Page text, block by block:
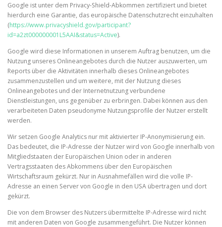
Google ist unter dem Privacy-Shield-Abkommen zertifiziert und bietet
hierdurch eine Garantie, das europäische Datenschutzrecht einzuhalten
(https://www.privacyshield.gov/participant?
id=a2zt000000001L5AAI&status=Active).
Google wird diese Informationen in unserem Auftrag benutzen, um die
Nutzung unseres Onlineangebotes durch die Nutzer auszuwerten, um
Reports über die Aktivitäten innerhalb dieses Onlineangebotes
zusammenzustellen und um weitere, mit der Nutzung dieses
Onlineangebotes und der Internetnutzung verbundene
Dienstleistungen, uns gegenüber zu erbringen. Dabei können aus den
verarbeiteten Daten pseudonyme Nutzungsprofile der Nutzer erstellt
werden.
Wir setzen Google Analytics nur mit aktivierter IP-Anonymisierung ein.
Das bedeutet, die IP-Adresse der Nutzer wird von Google innerhalb von
Mitgliedstaaten der Europäischen Union oder in anderen
Vertragsstaaten des Abkommens über den Europäischen
Wirtschaftsraum gekürzt. Nur in Ausnahmefällen wird die volle IP-
Adresse an einen Server von Google in den USA übertragen und dort
gekürzt.
Die von dem Browser des Nutzers übermittelte IP-Adresse wird nicht
mit anderen Daten von Google zusammengeführt. Die Nutzer können